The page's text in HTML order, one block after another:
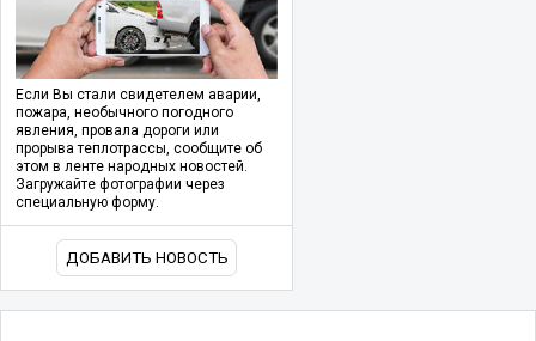
Если Вы стали свидетелем аварии,
пожара, необычного погодного
явления, провала дороги или
прорыва теплотрассы, сообщите об
этом в ленте народных новостей.
Загружайте фотографии через
специальную форму.
ДОБАВИТЬ НОВОСТЬ